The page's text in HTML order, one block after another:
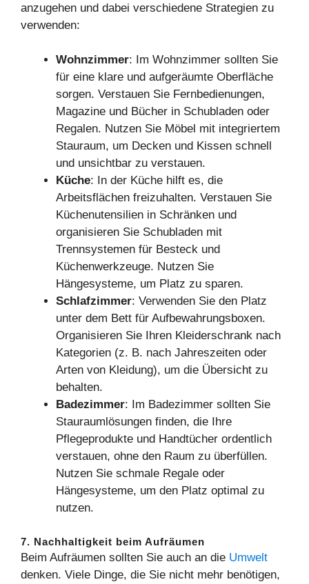
anzugehen und dabei verschiedene Strategien zu
verwenden:
Wohnzimmer: Im Wohnzimmer sollten Sie
für eine klare und aufgeräumte Oberfläche
sorgen. Verstauen Sie Fernbedienungen,
Magazine und Bücher in Schubladen oder
Regalen. Nutzen Sie Möbel mit integriertem
Stauraum, um Decken und Kissen schnell
und unsichtbar zu verstauen.
Küche: In der Küche hilft es, die
Arbeitsflächen freizuhalten. Verstauen Sie
Küchenutensilien in Schränken und
organisieren Sie Schubladen mit
Trennsystemen für Besteck und
Küchenwerkzeuge. Nutzen Sie
Hängesysteme, um Platz zu sparen.
Schlafzimmer: Verwenden Sie den Platz
unter dem Bett für Aufbewahrungsboxen.
Organisieren Sie Ihren Kleiderschrank nach
Kategorien (z. B. nach Jahreszeiten oder
Arten von Kleidung), um die Übersicht zu
behalten.
Badezimmer: Im Badezimmer sollten Sie
Stauraumlösungen finden, die Ihre
Pflegeprodukte und Handtücher ordentlich
verstauen, ohne den Raum zu überfüllen.
Nutzen Sie schmale Regale oder
Hängesysteme, um den Platz optimal zu
nutzen.
7. Nachhaltigkeit beim Aufräumen
Beim Aufräumen sollten Sie auch an die Umwelt
denken. Viele Dinge, die Sie nicht mehr benötigen,